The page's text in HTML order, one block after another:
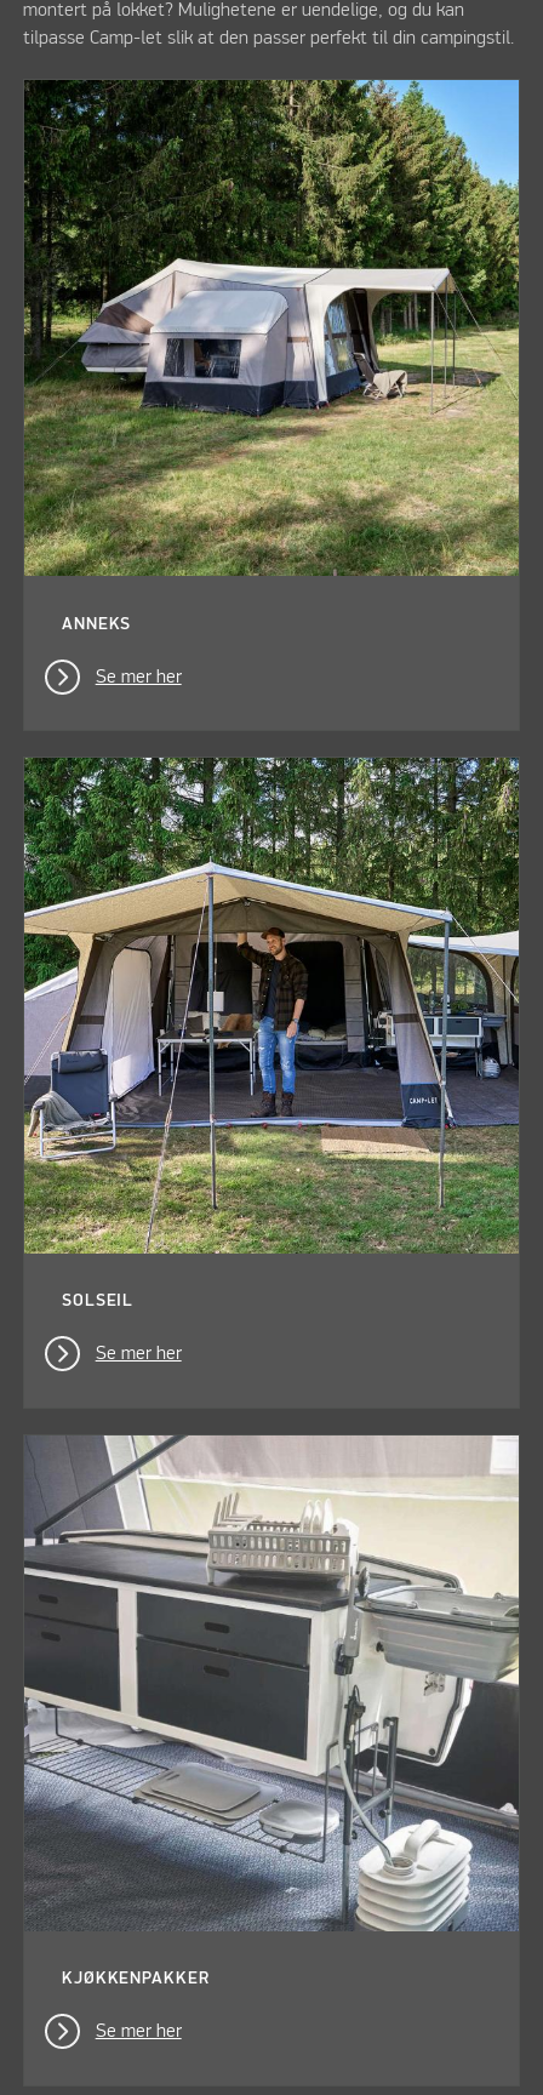
montert på lokket? Mulighetene er uendelige, og du kan
tilpasse Camp-let slik at den passer perfekt til din campingstil.
ANNEKS
Se mer her
SOLSEIL
Se mer her
KJØKKENPAKKER
Se mer her